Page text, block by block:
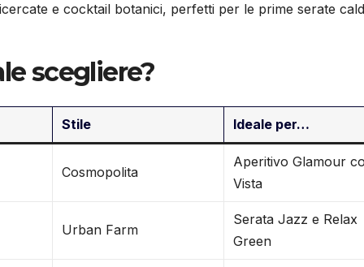
e cocktail botanici, perfetti per le prime serate
scegliere?
Stile Ideale per…
Cosmopolita
Aperitivo Glamour
Vista
Urban Farm
Serata Jazz e Relax
Green